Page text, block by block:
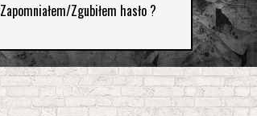
Zapomniałem/Zgubiłem hasło ?